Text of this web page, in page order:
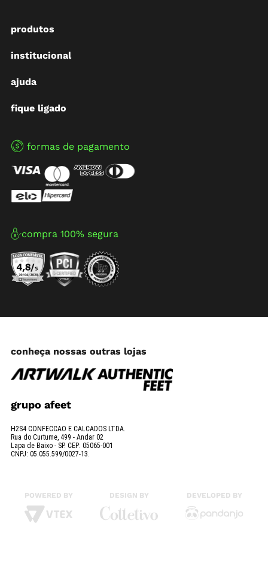
produtos
institucional
ajuda
fique ligado
formas de pagamento
compra 100% segura
conheça nossas outras lojas
grupo afeet
H2S4 CONFECCAO E CALCADOS LTDA.
Rua do Curtume, 499 - Andar 02
Lapa de Baixo - SP. CEP: 05065-001
CNPJ: 05.055.599/0027-13.
POWERED BY DESIGN BY DEVELOPED BY